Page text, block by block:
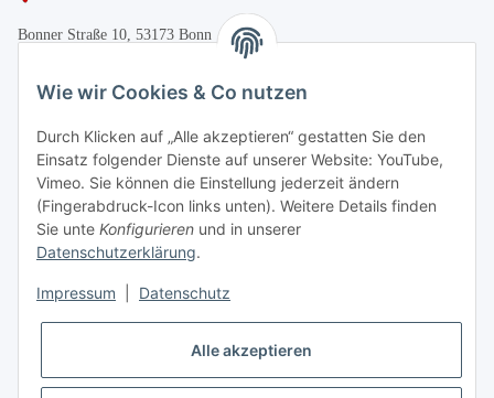
Bonner Straße 10, 53173 Bonn
Mo.-Fr. 10:00-17:00
Informationen
Gesetzliche Informationen
Vertrag widerrufen
Wie wir Cookies & Co nutzen
Durch Klicken auf „Alle akzeptieren“ gestatten Sie den
Einsatz folgender Dienste auf unserer Website: YouTube,
Vimeo. Sie können die Einstellung jederzeit ändern
(Fingerabdruck-Icon links unten). Weitere Details finden
Sie unte Konfigurieren und in unserer
Datenschutzerklärung.
Impressum Datenschutz
Alle akzeptieren